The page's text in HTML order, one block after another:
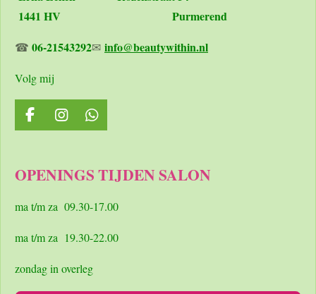
1441 HV Purmerend
☎ 06-21543292✉ info@beautywithin.nl
Volg mij
F
a
b
o
I
n
a
r
m
W
h
s
p
OPENINGS TIJDEN SALON
ma t/m za 09.30-17.00
ma t/m za 19.30-22.00
zondag in overleg